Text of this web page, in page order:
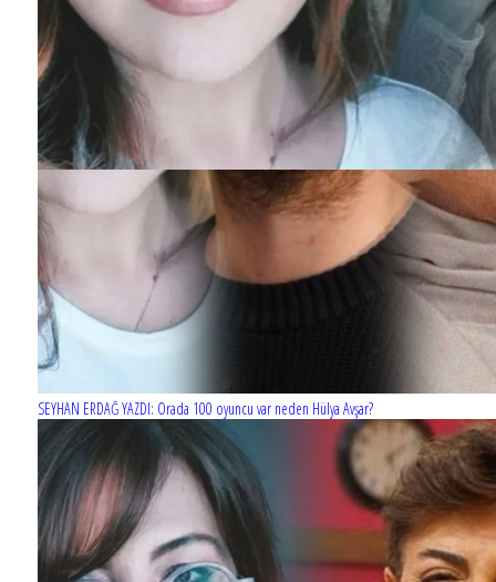
SEYHAN ERDAĞ YAZDI: Orada 100 oyuncu var neden Hülya Avşar?